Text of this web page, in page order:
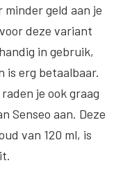
minder geld aan je
deze variant
in gebruik,
is erg betaalbaar.
je ook graag
Senseo aan. Deze
van 120 ml, is